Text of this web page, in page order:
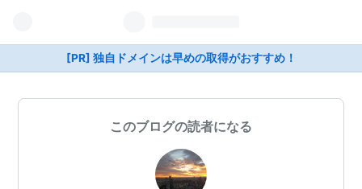
[PR] 独自ドメインは早めの取得がおすすめ！
このブログの読者になる